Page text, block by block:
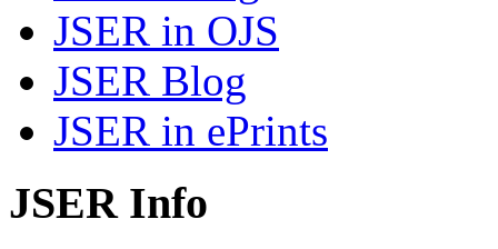
JSER in OJS
JSER Blog
JSER in ePrints
JSER Info